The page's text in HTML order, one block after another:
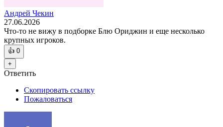
Андрей Чекин
27.06.2026
Что-то не вижу в подборке Блю Ориджин и еще несколько
крупных игроков.
👍 0
+
Ответить
Скопировать ссылку
Пожаловаться